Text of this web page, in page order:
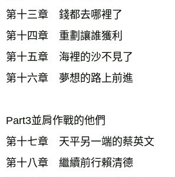
第十三章　錢都去哪裡了
第十四章　重劃讓誰獲利
第十五章　海裡的沙不見了
第十六章　夢想的路上前進
Part3並肩作戰的他們
第十七章　天平另一端的蔡英文
第十八章　繼續前行賴清德